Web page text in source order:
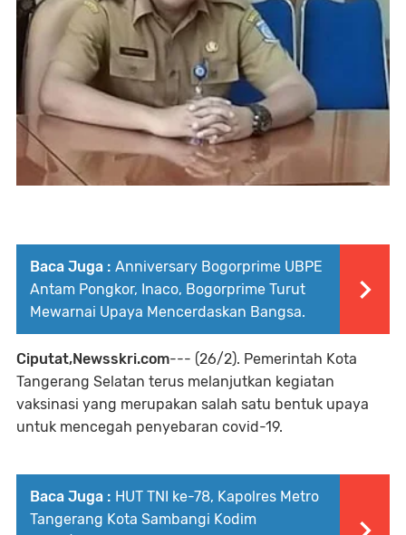
Baca Juga : Anniversary Bogorprime UBPE
Antam Pongkor, Inaco, Bogorprime Turut
Mewarnai Upaya Mencerdaskan Bangsa.
Ciputat,Newsskri.com--- (26/2). Pemerintah Kota
Tangerang Selatan terus melanjutkan kegiatan
vaksinasi yang merupakan salah satu bentuk upaya
untuk mencegah penyebaran covid-19.
Baca Juga : HUT TNI ke-78, Kapolres Metro
Tangerang Kota Sambangi Kodim